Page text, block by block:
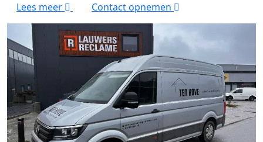
Lees meer
Contact opnemen